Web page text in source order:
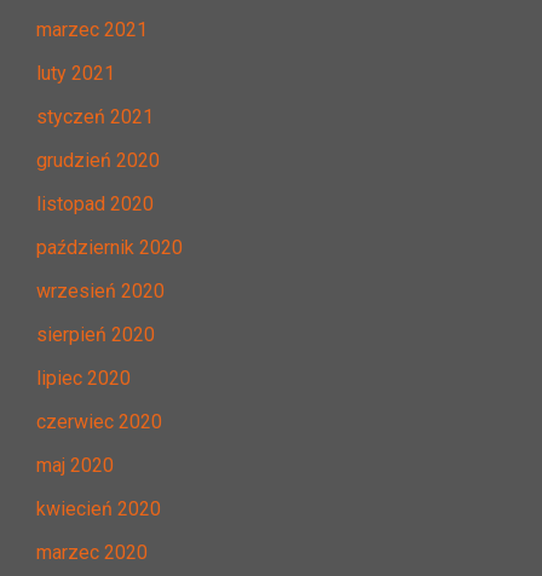
marzec 2021
luty 2021
styczeń 2021
grudzień 2020
listopad 2020
październik 2020
wrzesień 2020
sierpień 2020
lipiec 2020
czerwiec 2020
maj 2020
kwiecień 2020
marzec 2020